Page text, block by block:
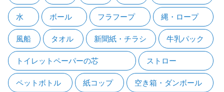
水 ボール フラフープ 縄・ロープ
風船 タオル 新聞紙・チラシ 牛乳パック
トイレットペーパーの芯 ストロー
ペットボトル 紙コップ 空き箱・ダンボール